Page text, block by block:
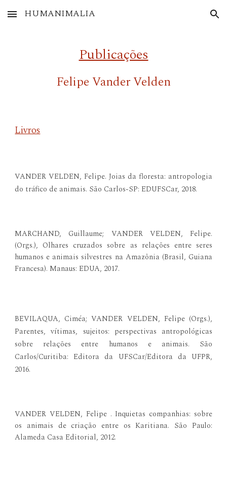
Skip to main content Skip to navigation
HUMANIMALIA
Publicações
Felipe Vander Velden
Livros
VANDER VELDEN, Felipe. Joias da floresta: antropologia
do tráfico de animais. São Carlos-SP: EDUFSCar, 2018.
MARCHAND, Guillaume; VANDER VELDEN, Felipe.
(Orgs.), Olhares cruzados sobre as relações entre seres
humanos e animais silvestres na Amazônia (Brasil, Guiana
Francesa). Manaus: EDUA, 2017.
BEVILAQUA, Ciméa; VANDER VELDEN, Felipe (Orgs.),
Parentes, vítimas, sujeitos: perspectivas antropológicas
sobre relações entre humanos e animais. São
Carlos/Curitiba: Editora da UFSCar/Editora da UFPR,
2016.
VANDER VELDEN, Felipe . Inquietas companhias: sobre
os animais de criação entre os Karitiana. São Paulo:
Alameda Casa Editorial, 2012.